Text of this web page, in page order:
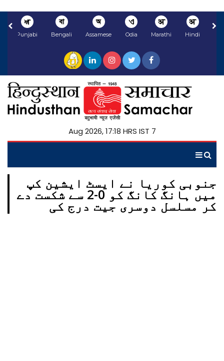
अ
Hindi
अ
Marathi
ଏ
Odia
অ
Assamese
বা
Bengali
ਅ
Punjabi
7 Aug 2026, 17:18 HRS IST
جنوبی کوریا نے ایسٹ ایشین کپ
میں ہانگ کانگ کو 0-2 سے شکست دے
کر مسلسل دوسری جیت درج کی